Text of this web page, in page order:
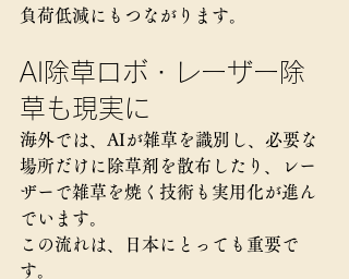
負荷低減にもつながります。
AI除草ロボ・レーザー除
草も現実に
海外では、AIが雑草を識別し、必要な
場所だけに除草剤を散布したり、レー
ザーで雑草を焼く技術も実用化が進ん
でいます。
この流れは、日本にとっても重要で
す。